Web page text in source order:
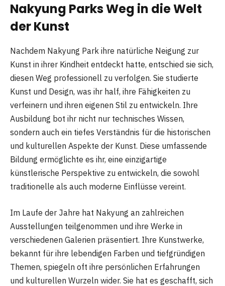
Nakyung Parks Weg in die Welt
der Kunst
Nachdem Nakyung Park ihre natürliche Neigung zur
Kunst in ihrer Kindheit entdeckt hatte, entschied sie sich,
diesen Weg professionell zu verfolgen. Sie studierte
Kunst und Design, was ihr half, ihre Fähigkeiten zu
verfeinern und ihren eigenen Stil zu entwickeln. Ihre
Ausbildung bot ihr nicht nur technisches Wissen,
sondern auch ein tiefes Verständnis für die historischen
und kulturellen Aspekte der Kunst. Diese umfassende
Bildung ermöglichte es ihr, eine einzigartige
künstlerische Perspektive zu entwickeln, die sowohl
traditionelle als auch moderne Einflüsse vereint.
Im Laufe der Jahre hat Nakyung an zahlreichen
Ausstellungen teilgenommen und ihre Werke in
verschiedenen Galerien präsentiert. Ihre Kunstwerke,
bekannt für ihre lebendigen Farben und tiefgründigen
Themen, spiegeln oft ihre persönlichen Erfahrungen
und kulturellen Wurzeln wider. Sie hat es geschafft, sich